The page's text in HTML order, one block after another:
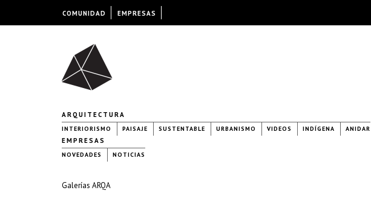
ARQUITECTURA
INTERIORISMO PAISAJE SUSTENTABLE URBANISMO VIDEOS INDÍGENA ANIDAR
EMPRESAS
NOVEDADES NOTICIAS
Galerías ARQA
COMUNIDAD EMPRESAS